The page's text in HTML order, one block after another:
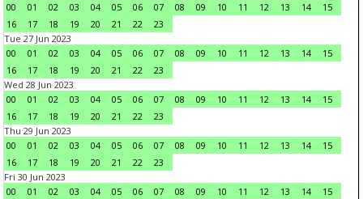
00
01 02 03 04 05 06 07 08 09 10 11 12 13 14
15
16
17 18 19 20 21 22
23
Tue 27 Jun 2023
00
01 02 03 04 05 06 07 08 09 10 11 12 13 14
15
16
17 18 19 20 21 22
23
Wed 28 Jun 2023
00
01 02 03 04 05 06 07 08 09 10 11 12 13 14
15
16
17 18 19 20 21 22
23
Thu 29 Jun 2023
00
01 02 03 04 05 06 07 08 09 10 11 12 13 14
15
16
17 18 19 20 21 22
23
Fri 30 Jun 2023
00
01 02 03 04 05 06 07 08 09 10 11 12 13 14
15